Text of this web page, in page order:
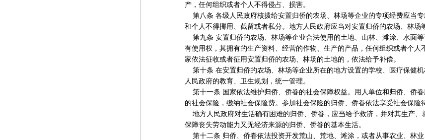
产，任何组织或者个人不得侵占、损害。
第八条 各级人民政府核拨给安置归侨的农场、林场等企业的专项经费应当
和个人不得挪用、截留或者私分。地方人民政府应当对安置归侨的农场、林场
第九条 安置归侨的农场、林场等企业合法使用的土地、山林、滩涂、水面
有使用权，其拥有的生产资料、经营的作物、生产的产品，任何组织或者个人
家依法征收或者征用安置归侨的农场、林场的土地的，依法给予补偿。
第十条 在安置归侨的农场、林场等企业所在的地方设置的学校、医疗保健
人民政府的教育、卫生规划，统一管理。
第十一条 国家依法维护归侨、侨眷的社会保障权益。用人单位和归侨、侨
的社会保险，缴纳社会保险费。参加社会保险的归侨、侨眷依法享受社会保险
地方人民政府对生活确有困难的归侨、侨眷，应当给予救济，并对其生产、
保障丧失劳动能力又无经济来源的归侨、侨眷的基本生活。
第十二条 归侨、侨眷依法投资开发荒山、荒地、滩涂，或者从事农业、林